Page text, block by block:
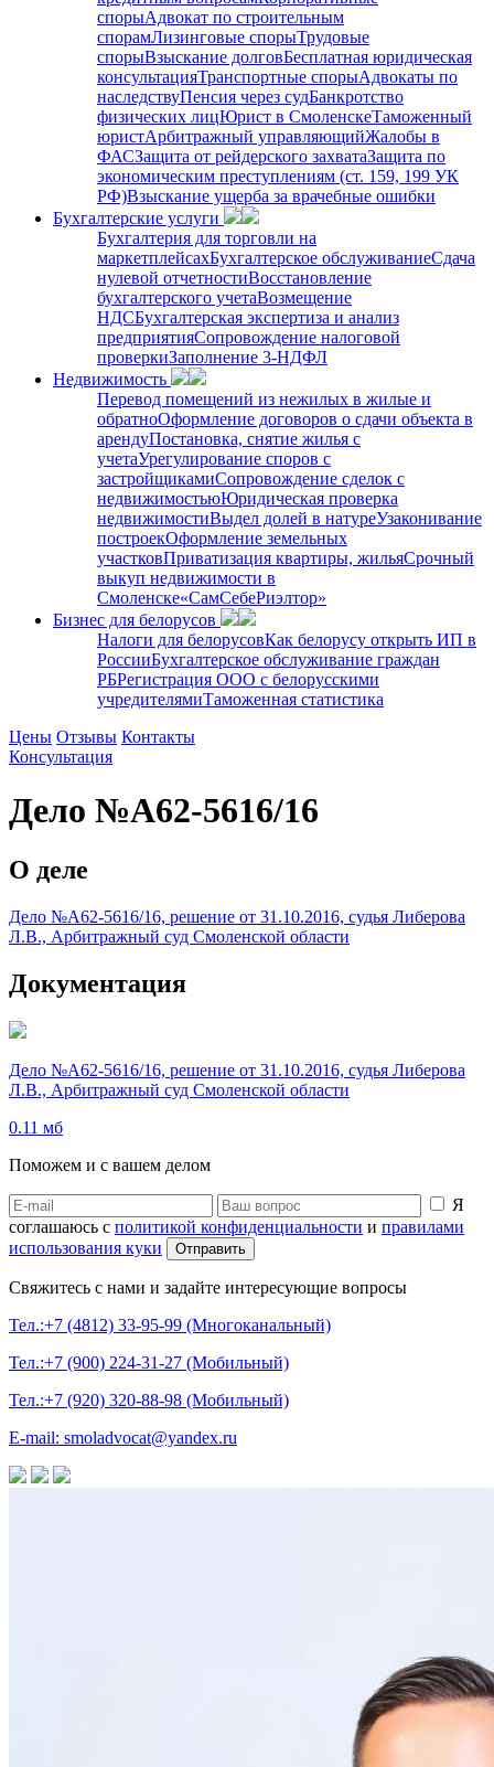
спорыАдвокат по строительным
спорамЛизинговые спорыТрудовые
спорыВзыскание долговБесплатная юридическая
консультацияТранспортные спорыАдвокаты по
наследствуПенсия через судБанкротство
физических лицЮрист в СмоленскеТаможенный
юристАрбитражный управляющийЖалобы в
ФАСЗащита от рейдерского захватаЗащита по
экономическим преступлениям (ст. 159, 199 УК
РФ)Взыскание ущерба за врачебные ошибки
Бухгалтерские услуги
Бухгалтерия для торговли на
маркетплейсахБухгалтерское обслуживаниеСдача
нулевой отчетностиВосстановление
бухгалтерского учетаВозмещение
НДСБухгалтерская экспертиза и анализ
предприятияСопровождение налоговой
проверкиЗаполнение 3-НДФЛ
Недвижимость
Перевод помещений из нежилых в жилые и
обратноОформление договоров о сдачи объекта в
арендуПостановка, снятие жилья с
учетаУрегулирование споров с
застройщикамиСопровождение сделок с
недвижимостьюЮридическая проверка
недвижимостиВыдел долей в натуреУзаконивание
построекОформление земельных
участковПриватизация квартиры, жильяСрочный
выкуп недвижимости в
Cмоленске«СамСебеРиэлтор»
Бизнес для белорусов
Налоги для белорусовКак белорусу открыть ИП в
РоссииБухгалтерское обслуживание граждан
РБРегистрация ООО с белорусскими
учредителямиТаможенная статистика
Цены Отзывы Контакты
Консультация
Дело №А62-5616/16
О деле
Дело №А62-5616/16, решение от 31.10.2016, судья Либерова
Л.В., Арбитражный суд Смоленской области
Документация
Дело №А62-5616/16, решение от 31.10.2016, судья Либерова
Л.В., Арбитражный суд Смоленской области
0.11 мб
Поможем и с вашем делом
Я
соглашаюсь с политикой конфиденциальности и правилами
использования куки
Свяжитесь с нами и задайте интересующие вопросы
Тел.:+7 (4812) 33-95-99 (Многоканальный)
Тел.:+7 (900) 224-31-27 (Мобильный)
Тел.:+7 (920) 320-88-98 (Мобильный)
E-mail: smoladvocat@yandex.ru